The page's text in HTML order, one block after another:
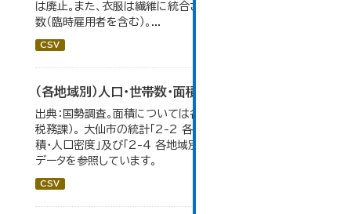
は廃止。また、衣服は繊維に統合された。 数値は総従業者
数（臨時雇用者を含む）。...
CSV
（各地域別）人口・世帯数・面積・人口密度
出典：国勢調査。面積については各年１月１日時点（大仙市
税務課）。 大仙市の統計「2-2 各地域別人口・人口増減・面
積・人口密度」及び「2-4 各地域別人口・世帯数の推移」の
データを参照しています。
CSV